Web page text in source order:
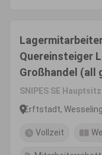
Quereinsteiger
Großhandel (all
SNIPES SE Hauptsitz
Erftstadt, Wesseling
Vollzeit